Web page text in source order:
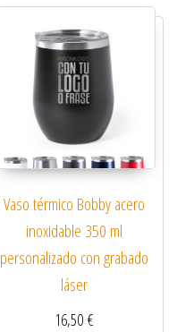
Vaso térmico Bobby acero
inoxidable 350 ml
personalizado con grabado
láser
16,50€